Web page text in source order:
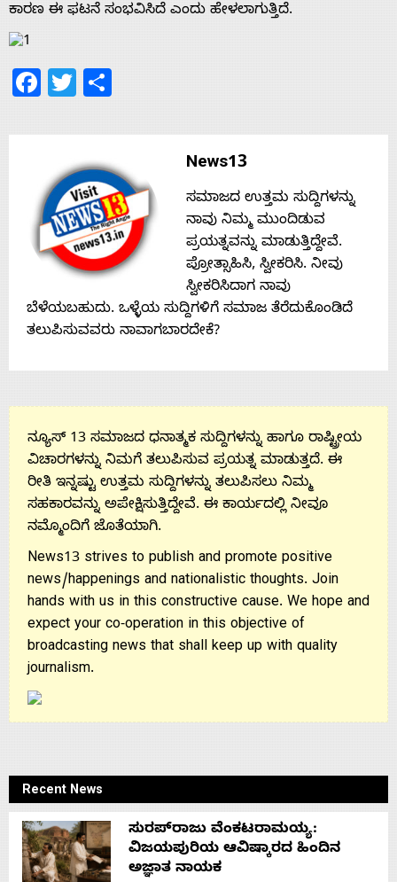
Home
About
Us
Advertise
With
s
Contact
Us
ಕಾರಣ ಈ ಫಟನೆ ಸಂಭವಿಸಿದೆ ಎಂದು ಹೇಳಲಾಗುತ್ತಿದೆ.
Facebook
Twitter
News13
ಸಮಾಜದ ಉತ್ತಮ ಸುದ್ದಿಗಳನ್ನು
ನಾವು ನಿಮ್ಮ ಮುಂದಿಡುವ
ಪ್ರಯತ್ನವನ್ನು ಮಾಡುತ್ತಿದ್ದೇವೆ.
ಪ್ರೋತ್ಸಾಹಿಸಿ, ಸ್ವೀಕರಿಸಿ. ನೀವು
ಸ್ವೀಕರಿಸಿದಾಗ ನಾವು
ಬೆಳೆಯಬಹುದು. ಒಳ್ಳೆಯ ಸುದ್ದಿಗಳಿಗೆ ಸಮಾಜ ತೆರೆದುಕೊಂಡಿದೆ
ತಲುಪಿಸುವವರು ನಾವಾಗಬಾರದೇಕೆ?
ನ್ಯೂಸ್ 13 ಸಮಾಜದ ಧನಾತ್ಮಕ ಸುದ್ದಿಗಳನ್ನು ಹಾಗೂ ರಾಷ್ಟ್ರೀಯ
ವಿಚಾರಗಳನ್ನು ನಿಮಗೆ ತಲುಪಿಸುವ ಪ್ರಯತ್ನ ಮಾಡುತ್ತದೆ. ಈ
ರೀತಿ ಇನ್ನಷ್ಟು ಉತ್ತಮ ಸುದ್ದಿಗಳನ್ನು ತಲುಪಿಸಲು ನಿಮ್ಮ
ಸಹಕಾರವನ್ನು ಅಪೇಕ್ಷಿಸುತ್ತಿದ್ದೇವೆ. ಈ ಕಾರ್ಯದಲ್ಲಿ ನೀವೂ
ನಮ್ಮೊಂದಿಗೆ ಜೊತೆಯಾಗಿ.
News13 strives to publish and promote positive
news/happenings and nationalistic thoughts. Join
hands with us in this constructive cause. We hope and
expect your co-operation in this objective of
broadcasting news that shall keep up with quality
journalism.
Recent News
ಸುರಪ್‌ರಾಜು ವೆಂಕಟರಾಮಯ್ಯ:
ವಿಜಯಪುರಿಯ ಆವಿಷ್ಕಾರದ ಹಿಂದಿನ
ಅಜ್ಞಾತ ನಾಯಕ